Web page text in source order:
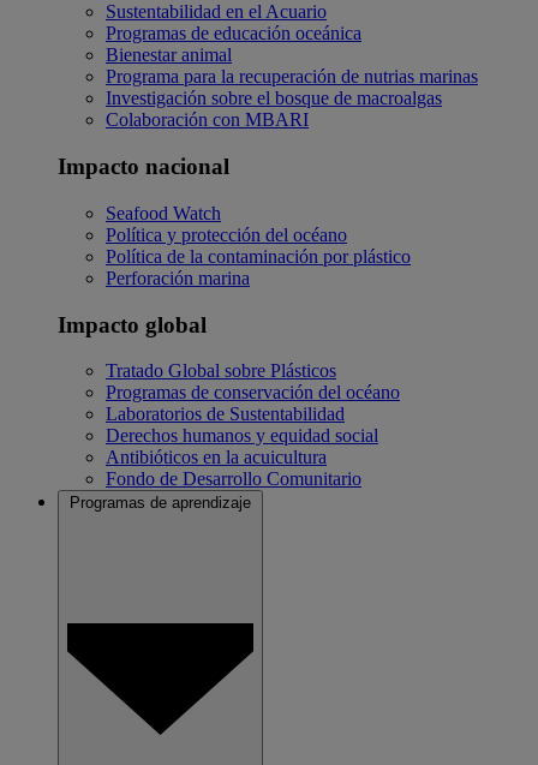
Sustentabilidad en el Acuario
Programas de educación oceánica
Bienestar animal
Programa para la recuperación de nutrias marinas
Investigación sobre el bosque de macroalgas
Colaboración con MBARI
Impacto nacional
Seafood Watch
Política y protección del océano
Política de la contaminación por plástico
Perforación marina
Impacto global
Tratado Global sobre Plásticos
Programas de conservación del océano
Laboratorios de Sustentabilidad
Derechos humanos y equidad social
Antibióticos en la acuicultura
Fondo de Desarrollo Comunitario
Programas de aprendizaje